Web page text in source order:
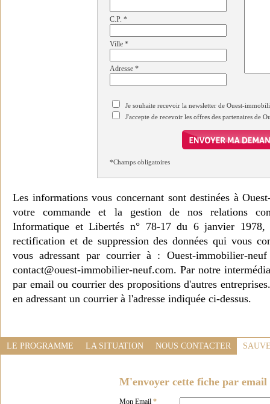
C.P. *
Ville *
Adresse *
Je souhaite recevoir la newsletter de Ouest-
J'accepte de recevoir les offres des partenaires de
*Champs obligatoires
Les informations vous concernant sont destinées à
votre commande et la gestion de nos relations
Informatique et Libertés n° 78-17 du 6 janvier 1978,
rectification et de suppression des données qui vous
vous adressant par courrier à : Ouest-immobilier-
contact@ouest-immobilier-neuf.com. Par notre
par email ou courrier des propositions d'autres
en adressant un courrier à l'adresse indiquée ci-dessus.
LE PROGRAMME LA SITUATION NOUS CONTACTER
M'envoyer cette fiche par email
Mon Email *